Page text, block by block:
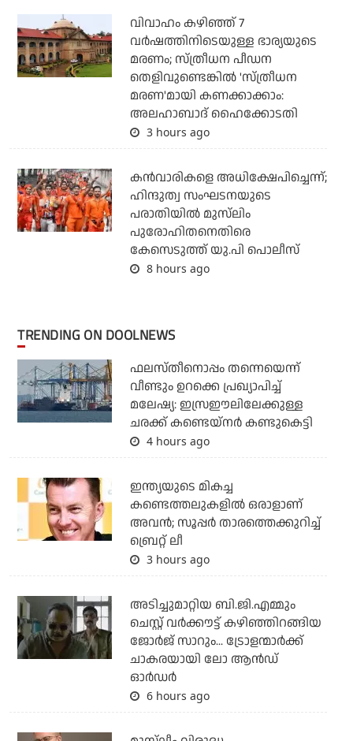
വിവാഹം കഴിഞ്ഞ് 7
വര്‍ഷത്തിനിടെയുള്ള ഭാര്യയുടെ
മരണം; സ്ത്രീധന പീഡന
തെളിവുണ്ടെങ്കില്‍ 'സ്ത്രീധന
മരണ'മായി കണക്കാക്കാം:
അലഹാബാദ് ഹൈക്കോടതി
3 hours ago
കന്‍വാരികളെ അധിക്ഷേപിച്ചെന്ന്;
ഹിന്ദുത്വ സംഘടനയുടെ
പരാതിയില്‍ മുസ്‌ലിം
പുരോഹിതനെതിരെ
കേസെടുത്ത് യു.പി പൊലീസ്
8 hours ago
TRENDING ON DOOLNEWS
ഫലസ്തീനൊപ്പം തന്നെയെന്ന്
വീണ്ടും ഉറക്കെ പ്രഖ്യാപിച്ച്
മലേഷ്യ: ഇസ്രഈലിലേക്കുള്ള
ചരക്ക് കണ്ടെയ്‌നര്‍ കണ്ടുകെട്ടി
4 hours ago
ഇന്ത്യയുടെ മികച്ച
കണ്ടെത്തലുകളില്‍ ഒരാളാണ്
അവന്‍; സൂപ്പര്‍ താരത്തെക്കുറിച്ച്
ബ്രെറ്റ് ലീ
3 hours ago
അടിച്ചുമാറ്റിയ ബി.ജി.എമ്മും
ചെസ്റ്റ് വര്‍ക്കൗട്ട് കഴിഞ്ഞിറങ്ങിയ
ജോര്‍ജ് സാറും... ട്രോളന്മാര്‍ക്ക്
ചാകരയായി ലോ ആന്‍ഡ്
ഓര്‍ഡര്‍
6 hours ago